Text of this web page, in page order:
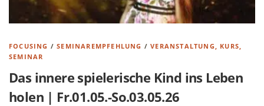
FOCUSING /SEMINAREMPFEHLUNG /VERANSTALTUNG, KURS,
SEMINAR
Das innere spielerische Kind ins Leben
holen | Fr.01.05.-So.03.05.26